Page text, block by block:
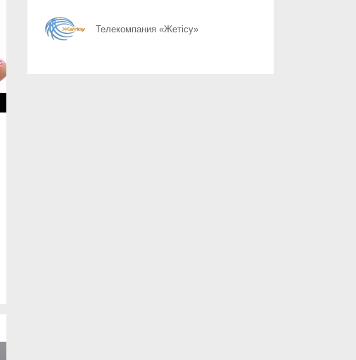
Телекомпания «Жетісу»